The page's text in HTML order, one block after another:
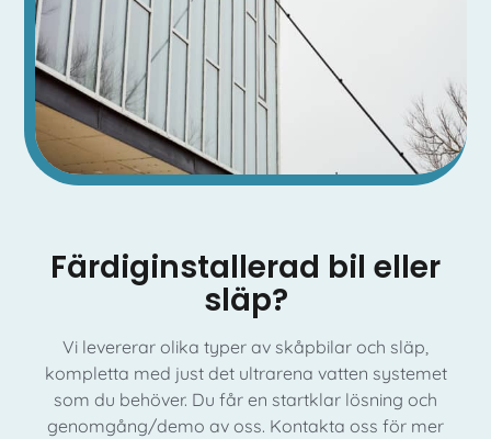
Färdiginstallerad bil eller
släp?
Vi levererar olika typer av skåpbilar och släp,
kompletta med just det ultrarena vatten systemet
som du behöver. Du får en startklar lösning och
genomgång/demo av oss. Kontakta oss för mer